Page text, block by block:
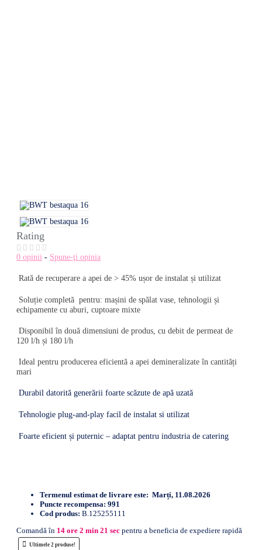
Rată de recuperare a apei de > 45% ușor de instalat și utilizat
Soluție completă pentru: mașini de spălat vase, tehnologii și
echipamente cu aburi, cuptoare mixte
Disponibil în două dimensiuni de produs, cu debit de permeat de
120 l/h și 180 l/h
Ideal pentru producerea eficientă a apei demineralizate în cantități
mari
Durabil datorită generării foarte scăzute de apă uzată
Tehnologie plug-and-play facil de instalat si utilizat
Foarte eficient și puternic – adaptat pentru industria de catering
Rating
0 opinii - Spune-ţi opinia
Termenul estimat de livrare este: Marți, 11.08.2026
Puncte recompensa: 991
Cod produs: B.125255111
Comandă în 14 ore 2 min 20 sec pentru a beneficia de expediere rapidă
Ultimele 2 produse!